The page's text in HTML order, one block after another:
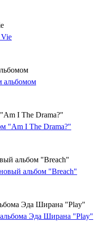
I The Drama?"
альбом "Breach"
Эда Ширана "Play"